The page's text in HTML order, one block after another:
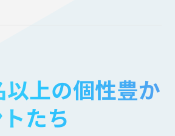
上の個性豊か
たち